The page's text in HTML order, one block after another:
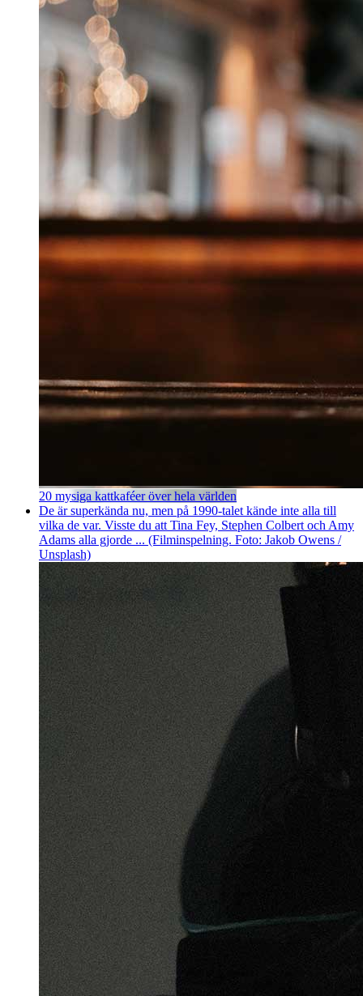
20 mysiga kattkaféer över hela världen
De är superkända nu, men på 1990-talet kände inte alla till
vilka de var. Visste du att Tina Fey, Stephen Colbert och Amy
Adams alla gjorde ... (Filminspelning. Foto: Jakob Owens /
Unsplash)